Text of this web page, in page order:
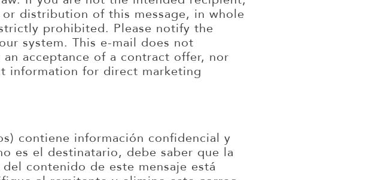
distribution of this message, in whole
prohibited. Please notify the
system. This e-mail does not
acceptance of a contract offer, nor
information for direct marketing
contiene información confidencial y
es el destinatario, debe saber que la
contenido de este mensaje está